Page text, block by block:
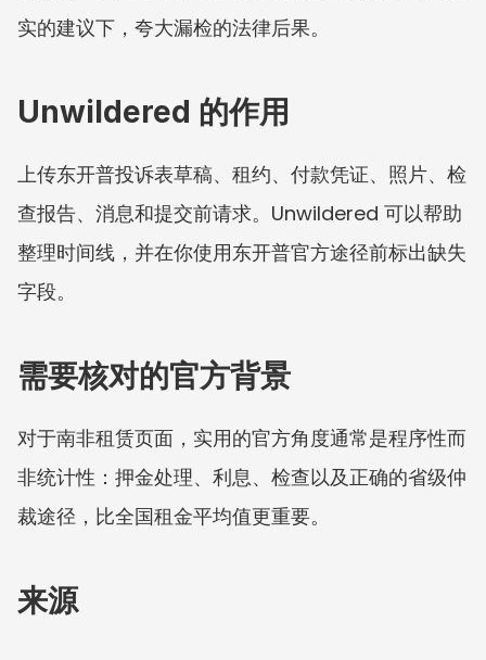
实的建议下，夸大漏检的法律后果。
Unwildered 的作用
上传东开普投诉表草稿、租约、付款凭证、照片、检
查报告、消息和提交前请求。Unwildered 可以帮助
整理时间线，并在你使用东开普官方途径前标出缺失
字段。
需要核对的官方背景
对于南非租赁页面，实用的官方角度通常是程序性而
非统计性：押金处理、利息、检查以及正确的省级仲
裁途径，比全国租金平均值更重要。
来源